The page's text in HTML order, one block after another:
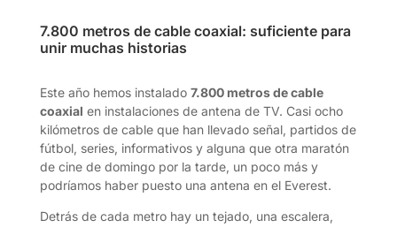
7.800 metros de cable coaxial: suficiente para
unir muchas historias
Este año hemos instalado 7.800 metros de cable
coaxial en instalaciones de antena de TV. Casi ocho
kilómetros de cable que han llevado señal, partidos de
fútbol, series, informativos y alguna que otra maratón
de cine de domingo por la tarde, un poco más y
podríamos haber puesto una antena en el Everest.
Detrás de cada metro hay un tejado, una escalera,